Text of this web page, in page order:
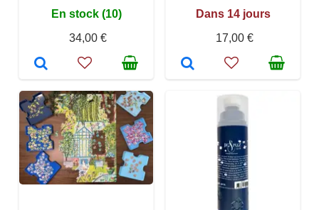
En stock (10)
34,00 €
Dans 14 jours
17,00 €